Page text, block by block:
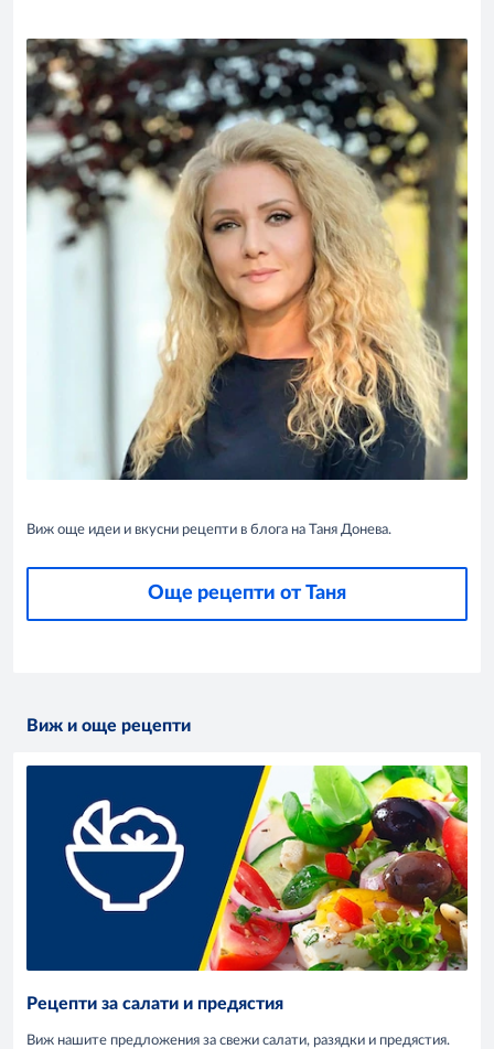
Виж още идеи и вкусни рецепти в блога на Таня Донева.
Още рецепти от Таня
Виж и още рецепти
Рецепти за салати и предястия
Виж нашите предложения за свежи салати, разядки и предястия.